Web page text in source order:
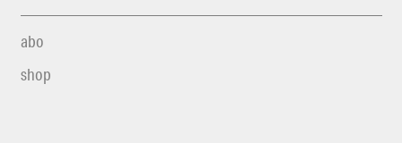
abo
shop